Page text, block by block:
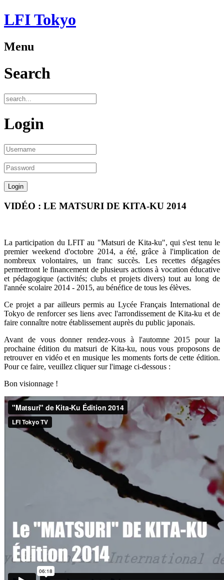
LFI Tokyo
Menu
Search
Login
VIDÉO : LE MATSURI DE KITA-KU 2014
La participation du LFIT au "Matsuri de Kita-ku", qui s'est tenu le
premier weekend d'octobre 2014, a été, grâce à l'implication de
nombreux volontaires, un franc succès. Les recettes dégagées
permettront le financement de plusieurs actions à vocation éducative
et pédagogique (activités; clubs et projets divers) tout au long de
l'année scolaire 2014 - 2015, au bénéfice de tous les élèves.
Ce projet a par ailleurs permis au Lycée Français International de
Tokyo de renforcer ses liens avec l'arrondissement de Kita-ku et de
faire connaître notre établissement auprès du public japonais.
Avant de vous donner rendez-vous à l'automne 2015 pour la
prochaine édition du matsuri de Kita-ku, nous vous proposons de
retrouver en vidéo et en musique les moments forts de cette édition.
Pour ce faire, veuillez cliquer sur l'image ci-dessous :
Bon visionnage !